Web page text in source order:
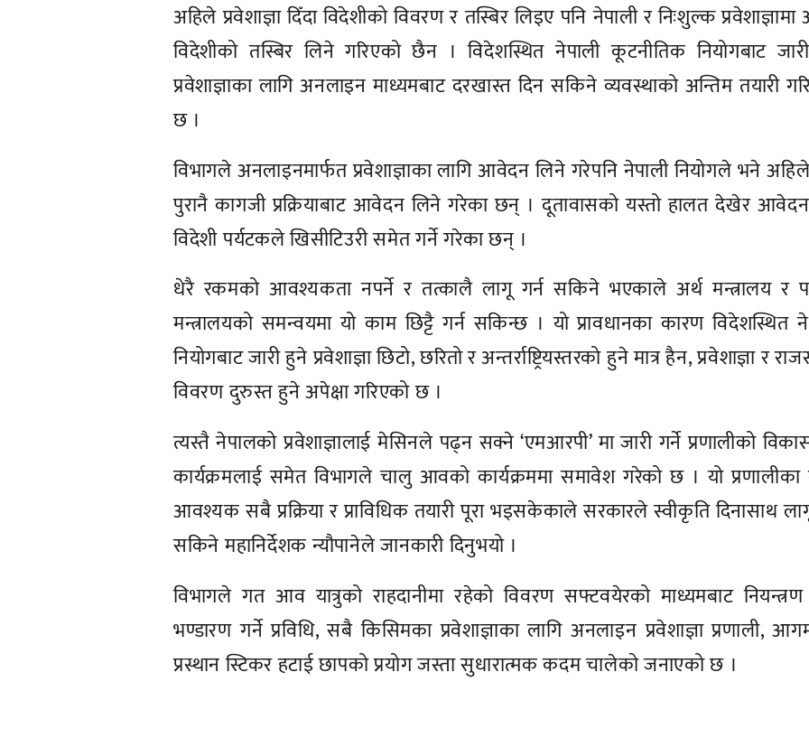
अहिले प्रवेशाज्ञा दिँदा विदेशीको विवरण र तस्बिर लिइए पनि नेपाली र निःशुल्क
विदेशीको तस्बिर लिने गरिएको छैन । विदेशस्थित नेपाली कूटनीतिक नियोगबाट
प्रवेशाज्ञाका लागि अनलाइन माध्यमबाट दरखास्त दिन सकिने व्यवस्थाको अन्तिम तयारी
छ ।
विभागले अनलाइनमार्फत प्रवेशाज्ञाका लागि आवेदन लिने गरेपनि नेपाली नियोगले भने
पुरानै कागजी प्रक्रियाबाट आवेदन लिने गरेका छन् । दूतावासको यस्तो हालत देखेर
विदेशी पर्यटकले खिसीटिउरी समेत गर्ने गरेका छन् ।
धेरै रकमको आवश्यकता नपर्ने र तत्कालै लागू गर्न सकिने भएकाले अर्थ मन्त्रालय र
मन्त्रालयको समन्वयमा यो काम छिट्टै गर्न सकिन्छ । यो प्रावधानका कारण विदेशस्थित
नियोगबाट जारी हुने प्रवेशाज्ञा छिटो, छरितो र अन्तर्राष्ट्रियस्तरको हुने मात्र हैन, प्रवेशाज्ञा र
विवरण दुरुस्त हुने अपेक्षा गरिएको छ ।
त्यस्तै नेपालको प्रवेशाज्ञालाई मेसिनले पढ्न सक्ने ‘एमआरपी’ मा जारी गर्ने प्रणालीको
कार्यक्रमलाई समेत विभागले चालु आवको कार्यक्रममा समावेश गरेको छ । यो प्रणालीका
आवश्यक सबै प्रक्रिया र प्राविधिक तयारी पूरा भइसकेकाले सरकारले स्वीकृति दिनासाथ
सकिने महानिर्देशक न्यौपानेले जानकारी दिनुभयो ।
विभागले गत आव यात्रुको राहदानीमा रहेको विवरण सफ्टवयेरको माध्यमबाट
भण्डारण गर्ने प्रविधि, सबै किसिमका प्रवेशाज्ञाका लागि अनलाइन प्रवेशाज्ञा प्रणाली,
प्रस्थान स्टिकर हटाई छापको प्रयोग जस्ता सुधारात्मक कदम चालेको जनाएको छ ।